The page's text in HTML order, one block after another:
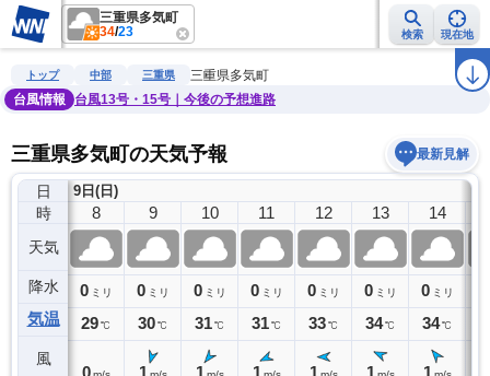
三重県多気町
34/23 検索 現在地
雨雲レーダー 台風情報 地震情報 ラ
トップ 中部 三重県
三重県多気町
台風情報
台風13号・15号｜今後の予想進路
三重県多気町の天気予報 最新見解
日
時
天気
降水
気温
風
9日(日)
7
0ミリ
27℃
8
0 ミリ
29℃
0
9
0 ミリ
30℃
1
10
0 ミリ
31℃
1
11
0 ミリ
31℃
1
12
0 ミリ
33℃
1
13
0 ミリ
34℃
1
14
0 ミリ
34℃
1